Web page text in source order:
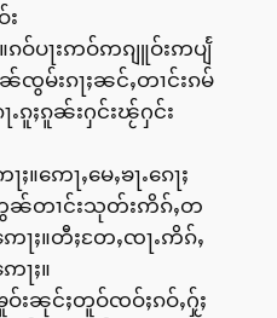
ဝ်ပႃးဢဝ်ဢၵျူဝ်းဢပျႅ
မ်းၵႃႈၼင်ႇတၢင်းၵမ်
ႉၵူႈၵူၼ်းႁင်းၽႂ်ႁင်း
ဢေႃႇမေႇၶႃႉၵေႃႈ
ဢွၼ်တၢင်းသုတ်းဢိၵ်ႇတ
ႃႈ။တီႈတႄႇၸႃႉဢိၵ်ႇ
ႃႈ။
ၼုင်ႈတူဝ်ၸဝ်ႈၵဝ်ႇႁႂ်ႈ